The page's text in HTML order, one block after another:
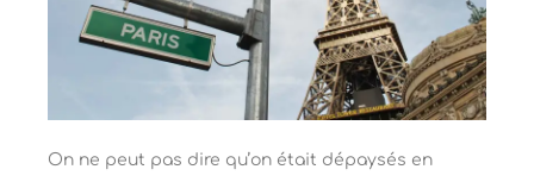
On ne peut pas dire qu’on était dépaysés en